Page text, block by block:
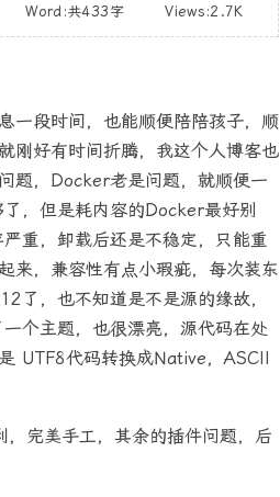
共433字Views:2.7K
一段时间，也能顺便陪陪孩子，顺
刚好有时间折腾，我这个人博客也
题，Docker老是问题，就顺便一
，但是耗内容的Docker最好别
重，卸载后还是不稳定，只能重
来，兼容性有点小瑕疵，每次装东
了，也不知道是不是源的缘故，
个主题，也很漂亮，源代码在处
UTF8代码转换成Native，ASCII
完美手工，其余的插件问题，后